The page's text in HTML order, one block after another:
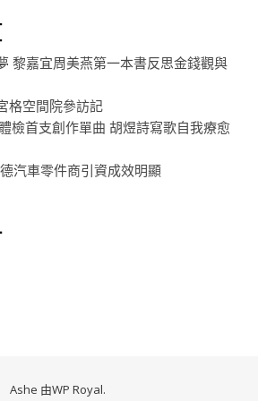
黎嘉宜周美燕第一本書反思金錢觀與
格空間院參訪記
檢首支創作單曲 胡煜詩寫歌自我療愈
汽車零件商引資成效明顯
Ashe 由WP Royal.